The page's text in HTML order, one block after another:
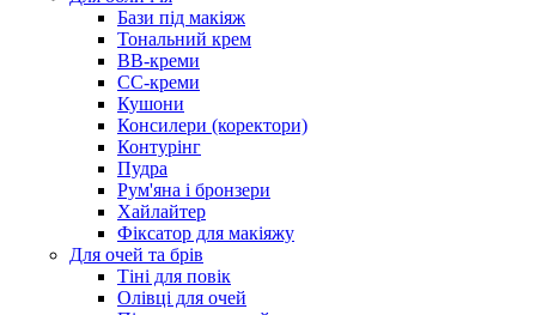
Бази під макіяж
Тональний крем
BB-креми
CC-креми
Кушони
Консилери (коректори)
Контурінг
Пудра
Рум'яна і бронзери
Хайлайтер
Фіксатор для макіяжу
Для очей та брів
Тіні для повік
Олівці для очей